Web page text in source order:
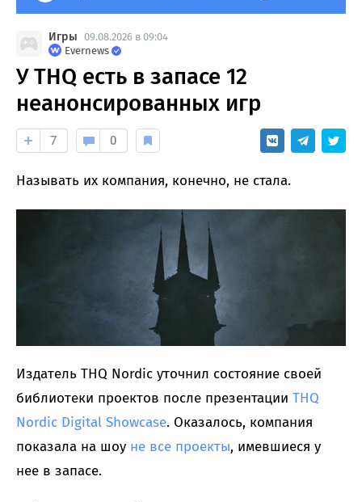
Игры 09.08.2026 в 09:04
Evernews
У THQ есть в запасе 12
неанонсированных игр
7 0
Называть их компания, конечно, не стала.
Издатель THQ Nordic уточнил состояние своей
библиотеки проектов после презентации THQ
Nordic Digital Showcase. Оказалось, компания
показала на шоу не все проекты, имевшиеся у
нее в запасе.